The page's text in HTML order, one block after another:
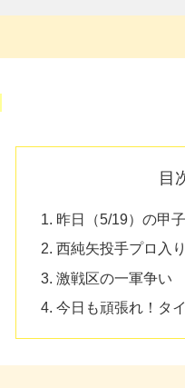
目
昨日（5/19）の甲
西純矢投手プロ入
激戦区の一軍争い
今日も頑張れ！タ